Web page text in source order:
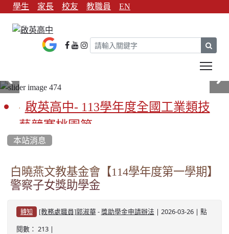
學生 家長 校友 教職員 EN
啟英高中- 113學年度全國工業類技
藝競賽桃園第一
啟英高中-113學年全國學生家事類技
藝競賽榮獲1支金手獎3支優勝
亞洲金牌在啟英！-機器人競賽亞洲
第一
餐飲管理科桃園第一、資料處理科
本站消息
白曉燕文教基金會【114學年度第一學期】
警察子女獎助學金
轉知 [教務處職員]郭淑華- 獎助學金申請辦法 | 2026-03-26 | 點
閱數： 213 |